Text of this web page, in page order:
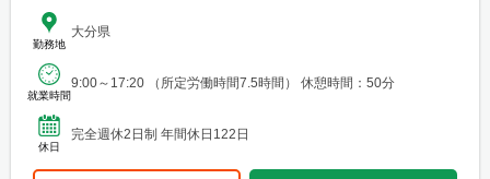
勤務地
大分県
就業時間
9:00～17:20 （所定労働時間7.5時間） 休憩時間：50分
休日
完全週休2日制 年間休日122日